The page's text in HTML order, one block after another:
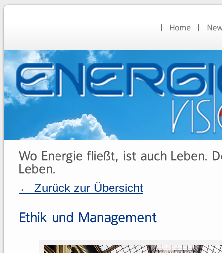
← Zurück zur Übersicht